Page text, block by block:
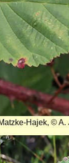
Hajek, © A.